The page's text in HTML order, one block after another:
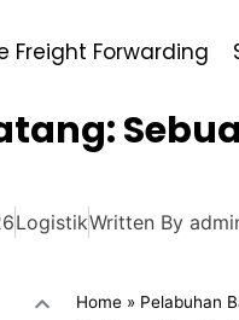
Freight Forwarding
LogistikWritten By
Home » Pelabuhan